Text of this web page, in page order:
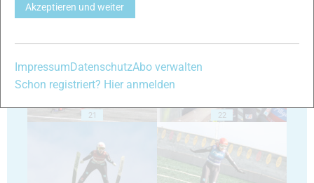
21 22
Akzeptieren und weiter
ImpressumDatenschutzAbo verwalten
Schon registriert? Hier anmelden